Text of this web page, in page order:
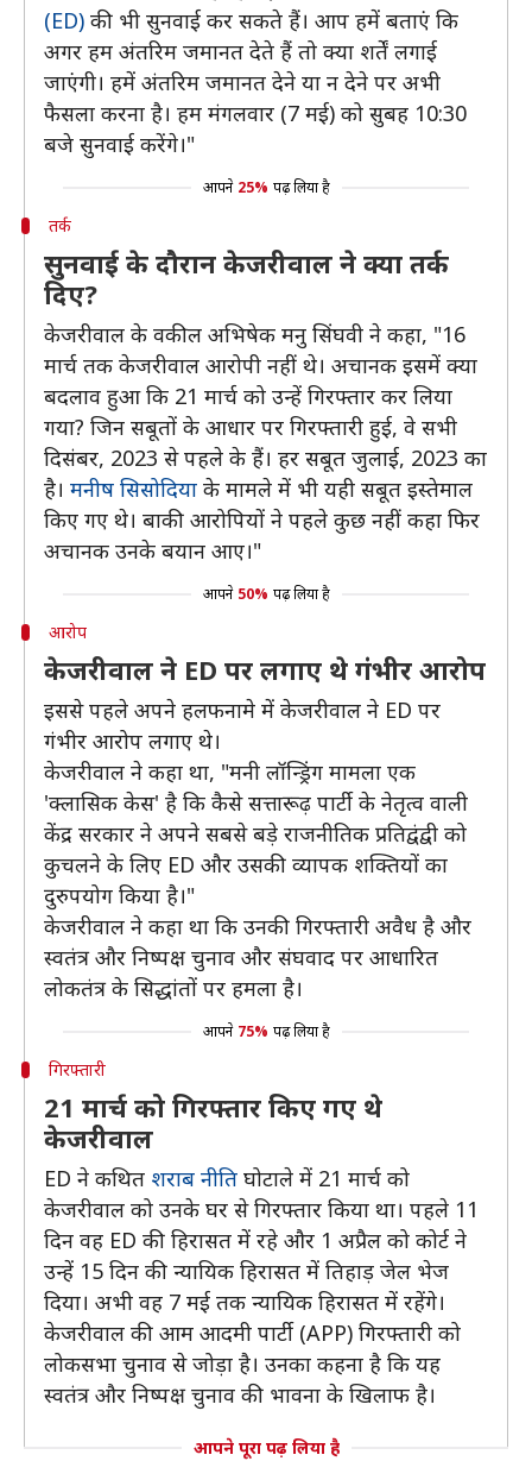
(ED) की भी सुनवाई कर सकते हैं। आप हमें बताएं कि
अगर हम अंतरिम जमानत देते हैं तो क्या शर्तें लगाई
जाएंगी। हमें अंतरिम जमानत देने या न देने पर अभी
फैसला करना है। हम मंगलवार (7 मई) को सुबह 10:30
बजे सुनवाई करेंगे।"
आपने 25% पढ़ लिया है
तर्क
सुनवाई के दौरान केजरीवाल ने क्या तर्क
दिए?
केजरीवाल के वकील अभिषेक मनु सिंघवी ने कहा, "16
मार्च तक केजरीवाल आरोपी नहीं थे। अचानक इसमें क्या
बदलाव हुआ कि 21 मार्च को उन्हें गिरफ्तार कर लिया
गया? जिन सबूतों के आधार पर गिरफ्तारी हुई, वे सभी
दिसंबर, 2023 से पहले के हैं। हर सबूत जुलाई, 2023 का
है। मनीष सिसोदिया के मामले में भी यही सबूत इस्तेमाल
किए गए थे। बाकी आरोपियों ने पहले कुछ नहीं कहा फिर
अचानक उनके बयान आए।"
आपने 50% पढ़ लिया है
आरोप
केजरीवाल ने ED पर लगाए थे गंभीर आरोप
इससे पहले अपने हलफनामे में केजरीवाल ने ED पर
गंभीर आरोप लगाए थे।
केजरीवाल ने कहा था, "मनी लॉन्ड्रिंग मामला एक
'क्लासिक केस' है कि कैसे सत्तारूढ़ पार्टी के नेतृत्व वाली
केंद्र सरकार ने अपने सबसे बड़े राजनीतिक प्रतिद्वंद्वी को
कुचलने के लिए ED और उसकी व्यापक शक्तियों का
दुरुपयोग किया है।"
केजरीवाल ने कहा था कि उनकी गिरफ्तारी अवैध है और
स्वतंत्र और निष्पक्ष चुनाव और संघवाद पर आधारित
लोकतंत्र के सिद्धांतों पर हमला है।
आपने 75% पढ़ लिया है
गिरफ्तारी
21 मार्च को गिरफ्तार किए गए थे
केजरीवाल
ED ने कथित शराब नीति घोटाले में 21 मार्च को
केजरीवाल को उनके घर से गिरफ्तार किया था। पहले 11
दिन वह ED की हिरासत में रहे और 1 अप्रैल को कोर्ट ने
उन्हें 15 दिन की न्यायिक हिरासत में तिहाड़ जेल भेज
दिया। अभी वह 7 मई तक न्यायिक हिरासत में रहेंगे।
केजरीवाल की आम आदमी पार्टी (APP) गिरफ्तारी को
लोकसभा चुनाव से जोड़ा है। उनका कहना है कि यह
स्वतंत्र और निष्पक्ष चुनाव की भावना के खिलाफ है।
आपने पूरा पढ़ लिया है